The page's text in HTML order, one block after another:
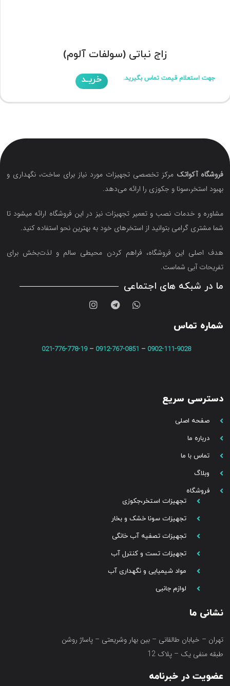
زاج نباتی (سولفات آلوم)
جهت استعلام قیمت تماس بگیرید. خریـد
فروشگاه آکواتک مرکز تخصصی تجهیزات مورد نیاز برای ساخت، نگهداری و
بهبود استخر،سونا و جکوزی را ارائه می‌دهد.
مشاوره و خدمات نصب و تعمیر تجهیزات نیز در این فروشگاه ارائه میشود تا
شما مشتری گرامی بتوانید از استخرهای خود به بهترین نحو استفاده کنید.
هدف اصلی این فروشگاه‌، فراهم کردن محیطی سالم و لذت‌بخش برای
تفریحات آبی شماست.
ما در شبکه های اجتماعی
شماره تماس
0902-111-9028
–
0912-767-0851
–
021-776-778-19
دسترسی سریع
صفحه اصلی
درباره ما
تماس با ما
وبلاگ
فروشگاه
تجهیزات استخر،جکوزی
تجهیزات سونا خشک و بخار
تجهیزات تصفیه آب خانگی
تجهیزات تست و کنترل آب
مواد شیمیایی و نگهداری آب
لوازم جانبی
نشانی ما
تهران – خیابان طالقانی – بین بهار وشریعتی – پاساژ روشن
طبقه منفی یک – پلاک 12
عضویت در خبرنامه